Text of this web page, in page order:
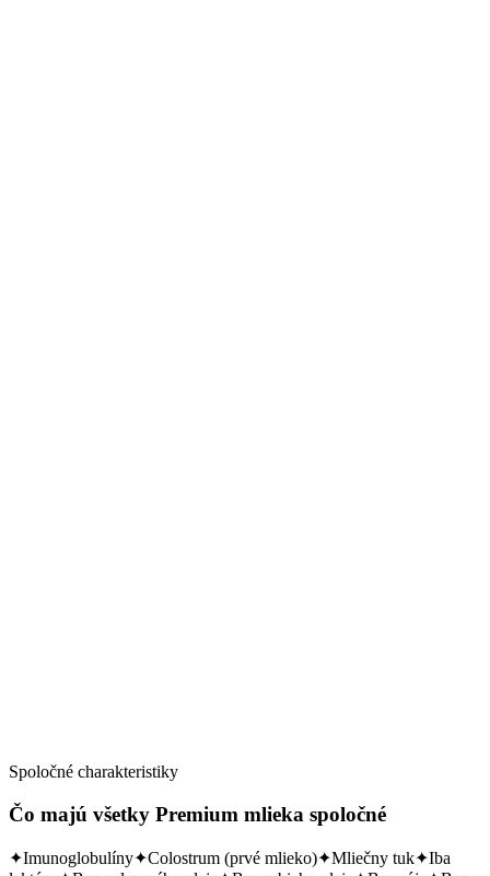
Detail →
Spoločné charakteristiky
Čo majú všetky Premium mlieka spoločné
✦Imunoglobulíny✦Colostrum (prvé mlieko)✦Mliečny tuk✦Iba